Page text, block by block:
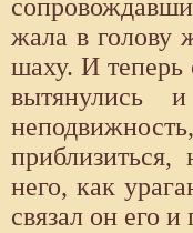
жала в голову
шаху. И теперь
вытянулись
него, как
связал он его